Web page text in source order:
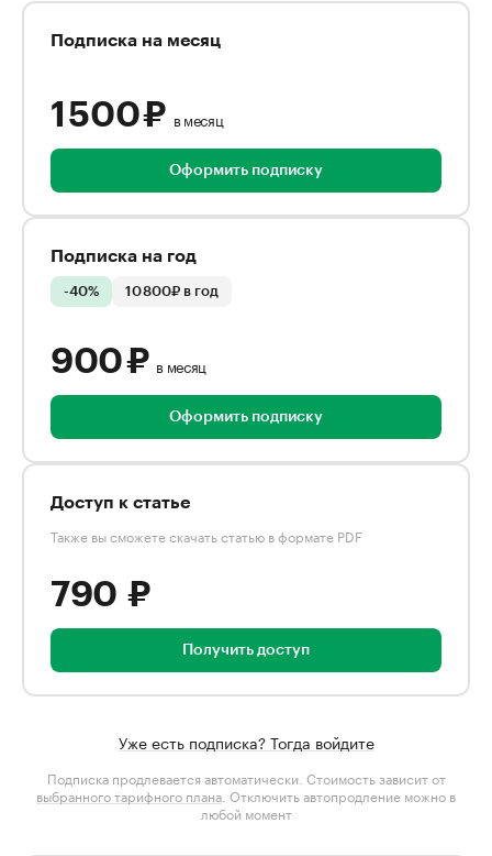
Подписка на месяц
1 500 ₽ в месяц
Оформить подписку
Подписка на год
-40% 10 800₽ в год
900 ₽ в месяц
Оформить подписку
Доступ к статье
Также вы сможете скачать статью в формате PDF
790 ₽
Получить доступ
Уже есть подписка? Тогда войдите
Подписка продлевается автоматически. Стоимость зависит от
выбранного тарифного плана . Отключить автопродление можно в
любой момент